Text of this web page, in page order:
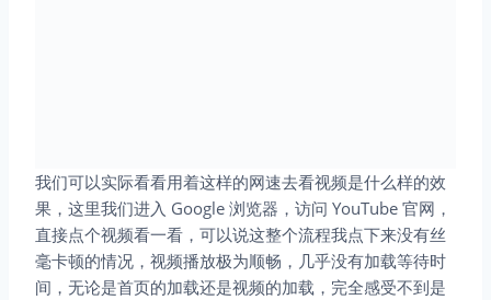
我们可以实际看看用着这样的网速去看视频是什么样的效
果，这里我们进入 Google 浏览器，访问 YouTube 官网，
直接点个视频看一看，可以说这整个流程我点下来没有丝
毫卡顿的情况，视频播放极为顺畅，几乎没有加载等待时
间，无论是首页的加载还是视频的加载，完全感受不到是